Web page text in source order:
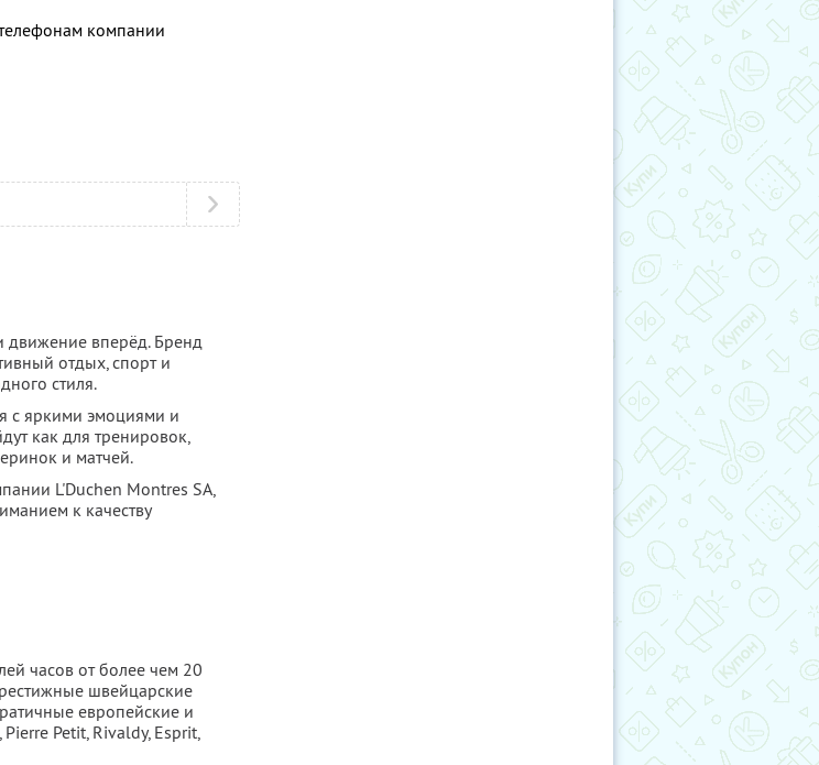
компании
движение вперёд. Бренд
отдых, спорт и
стиля.
с яркими эмоциями и
как для тренировок,
и матчей.
L'Duchen Montres SA,
к качеству
часов от более чем 20
швейцарские
европейские и
Petit, Rivaldy, Esprit,